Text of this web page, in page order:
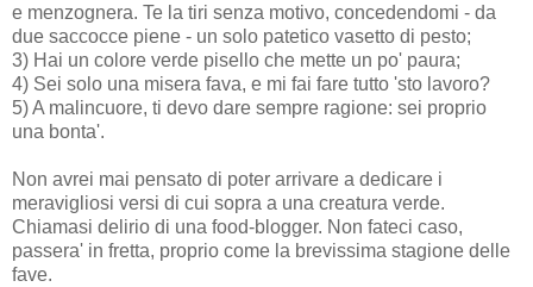
e menzognera. Te la tiri senza motivo, concedendomi - da
due saccocce piene - un solo patetico vasetto di pesto;
3) Hai un colore verde pisello che mette un po' paura;
4) Sei solo una misera fava, e mi fai fare tutto 'sto lavoro?
5) A malincuore, ti devo dare sempre ragione: sei proprio
una bonta'.
Non avrei mai pensato di poter arrivare a dedicare i
meravigliosi versi di cui sopra a una creatura verde.
Chiamasi delirio di una food-blogger. Non fateci caso,
passera' in fretta, proprio come la brevissima stagione delle
fave.